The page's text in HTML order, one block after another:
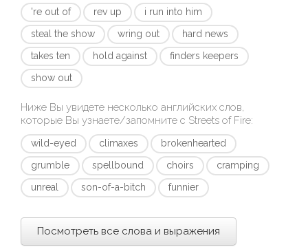
're out of rev up
i run into him
steal the show
wring out
hard news
takes ten
hold against
finders keepers
show out
Ниже Вы увидете несколько английских слов,
которые Вы узнаете/запомните с Streets of Fire:
wild-eyed climaxes
brokenhearted
grumble
spellbound choirs
cramping
unreal
son-of-a-bitch funnier
Посмотреть все слова и выражения